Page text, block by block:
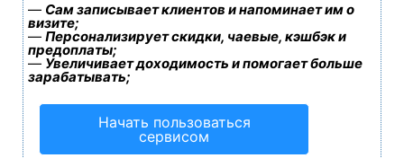
— Сам записывает клиентов и напоминает им о
визите;
— Персонализирует скидки, чаевые, кэшбэк и
предоплаты;
— Увеличивает доходимость и помогает больше
зарабатывать;
Начать пользоваться
сервисом